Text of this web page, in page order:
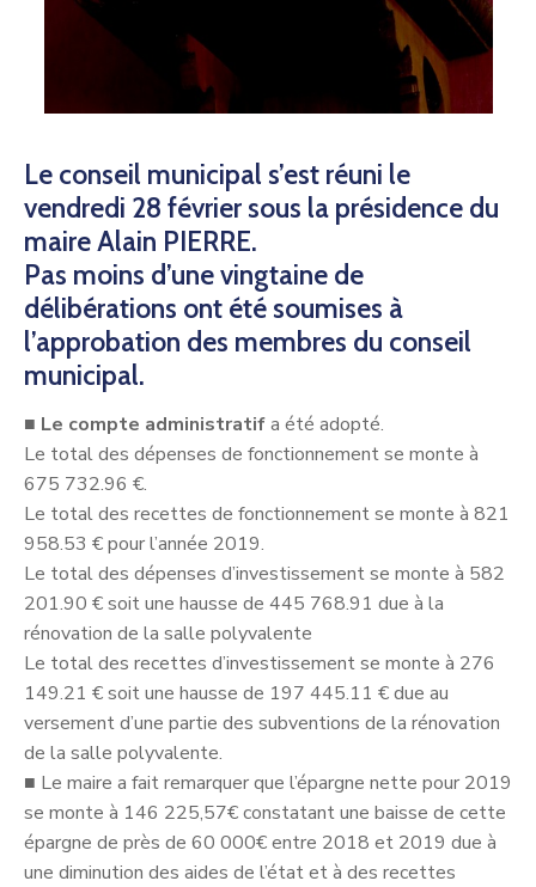
Le conseil municipal s’est réuni le
vendredi 28 février sous la présidence du
maire Alain PIERRE.
Pas moins d’une vingtaine de
délibérations ont été soumises à
l’approbation des membres du conseil
municipal.
■ Le compte administratifa été adopté.
Le total des dépenses de fonctionnement se monte à
675 732.96 €.
Le total des recettes de fonctionnement se monte à 821
958.53 € pour l’année 2019.
Le total des dépenses d’investissement se monte à 582
201.90 € soit une hausse de 445 768.91 due à la
rénovation de la salle polyvalente
Le total des recettes d’investissement se monte à 276
149.21 € soit une hausse de 197 445.11 € due au
versement d’une partie des subventions de la rénovation
de la salle polyvalente.
■ Le maire a fait remarquer que l’épargne nette pour 2019
se monte à 146 225,57€ constatant une baisse de cette
épargne de près de 60 000€ entre 2018 et 2019 due à
une diminution des aides de l’état et à des recettes